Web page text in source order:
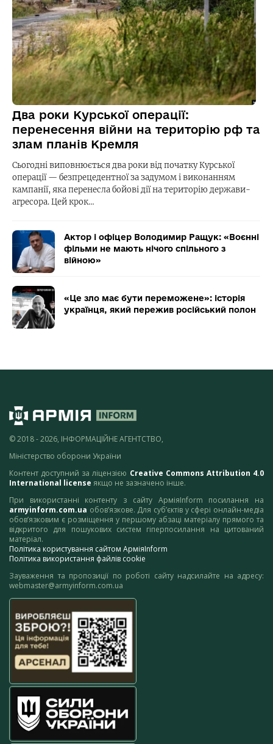
Два роки Курської операції:
перенесення війни на територію рф та
злам планів Кремля
Сьогодні виповнюється два роки від початку Курської
операції — безпрецедентної за задумом і виконанням
кампанії, яка перенесла бойові дії на територію держави-
агресора. Цей крок…
Актор і офіцер Володимир Ращук: «Воєнні
фільми не мають нічого спільного з
війною»
«Це зло має бути переможене»: історія
українця, який пережив російський полон
© 2018 - 2026, ІНФОРМАЦІЙНЕ АГЕНТСТВО,
Міністерство оборони України
Контент доступний за ліцензією Creative Commons Attribution 4.0
International license якщо не зазначено інше.
При використанні контенту з сайту АрміяInform посилання на
armyinform.com.ua обов’язкове. Для суб’єктів у сфері онлайн-медіа
обов’язковим є розміщення у першому абзаці матеріалу прямого та
відкритого для пошукових систем гіперпосилання на цитований
матеріал.
Політика користування сайтом АрміяInform
Політика використання файлів cookie
Зауваження та пропозиції по роботі сайту надсилайте на адресу:
webmaster@armyinform.com.ua